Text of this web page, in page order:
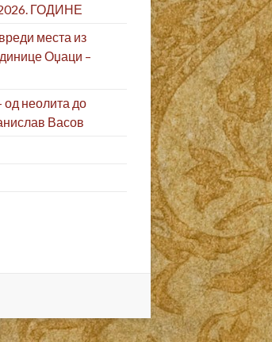
ГОДИНЕ
места из
Оџаци –
од неолита до
Васов